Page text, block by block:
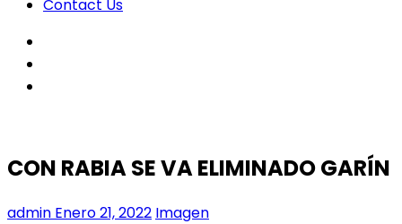
Contact Us
CON RABIA SE VA ELIMINADO GARÍN
admin Enero 21, 2022 Imagen